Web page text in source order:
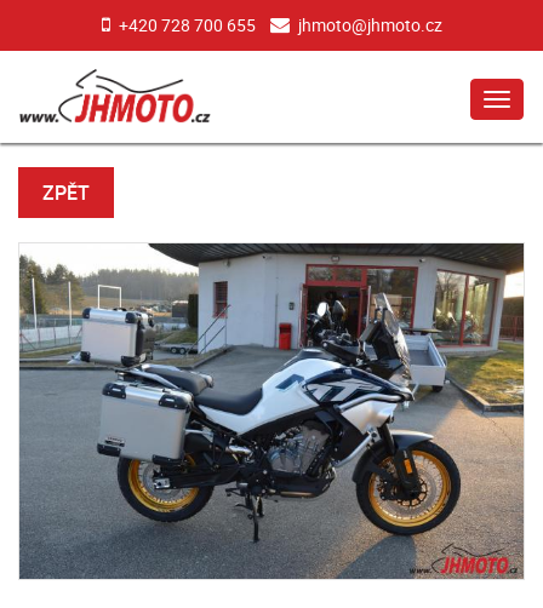
+420 728 700 655 jhmoto@jhmoto.cz
ZPĚT